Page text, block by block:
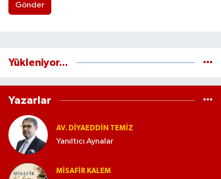
Gönder
Yükleniyor...
Yazarlar
AV. DIYAEDDIN TEMIZ
Yanıltıcı Aynalar
MISAFIR KALEM